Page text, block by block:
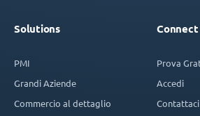
Solutions
PMI
Grandi Aziende
Commercio al dettaglio
Connect
Prova
Accedi
Contattaci